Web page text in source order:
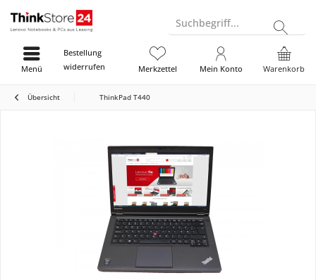
Suchbegriff...
Bestellung
widerrufen
Warenkorb
Merkzettel Mein Konto
Menü
Übersicht ThinkPad T440